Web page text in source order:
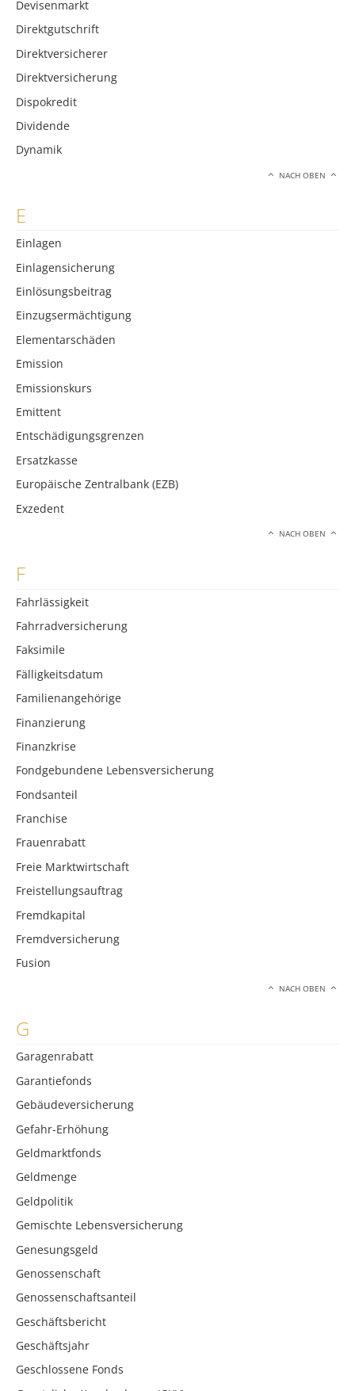
Devisenmarkt
Direktgutschrift
Direktversicherer
Direktversicherung
Dispokredit
Dividende
Dynamik
NACH OBEN
E
Einlagen
Einlagensicherung
Einlösungsbeitrag
Einzugsermächtigung
Elementarschäden
Emission
Emissionskurs
Emittent
Entschädigungsgrenzen
Ersatzkasse
Europäische Zentralbank (EZB)
Exzedent
NACH OBEN
F
Fahrlässigkeit
Fahrradversicherung
Faksimile
Fälligkeitsdatum
Familienangehörige
Finanzierung
Finanzkrise
Fondgebundene Lebensversicherung
Fondsanteil
Franchise
Frauenrabatt
Freie Marktwirtschaft
Freistellungsauftrag
Fremdkapital
Fremdversicherung
Fusion
NACH OBEN
G
Garagenrabatt
Garantiefonds
Gebäudeversicherung
Gefahr-Erhöhung
Geldmarktfonds
Geldmenge
Geldpolitik
Gemischte Lebensversicherung
Genesungsgeld
Genossenschaft
Genossenschaftsanteil
Geschäftsbericht
Geschäftsjahr
Geschlossene Fonds